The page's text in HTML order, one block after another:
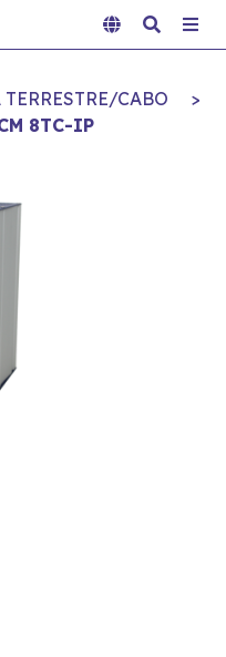
TERRESTRE/CABO
>
8TC-IP